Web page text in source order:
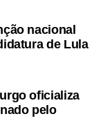
nacional
de Lula
oficializa
pelo